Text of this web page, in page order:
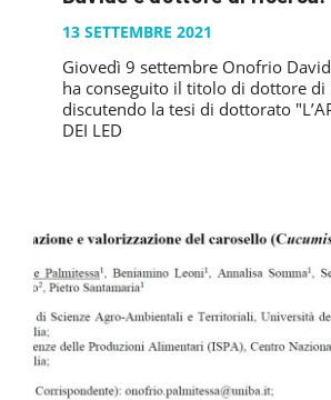
TASK 3.6
TASK 3.7
TASK 3.8
ARTICOLO DELLA SETTIMANA
RASSEGNA STAMPA
TESI DI LAUREA
FOTO GALLERY
VIDEO GALLERY
CONTATTI
13 SETTEMBRE 2021
Giovedì 9 settembre Onofrio
ha conseguito il titolo di dottore di
discutendo la tesi di dottorato
DEI LED